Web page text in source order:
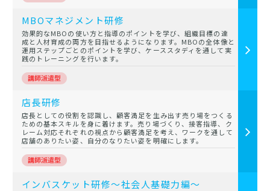
MBOマネジメント研修
効果的なMBOの使い方と指導のポイントを学び、組織目標の達
成と人材育成の両方を目指せるようになります。MBOの全体像と
運用ステップごとのポイントを学び、ケーススタディを通して実
践のトレーニングを行います。
店長研修
店長としての役割を認識し、顧客満足を生み出す売り場をつくる
ための基本スキルを身に着けます。売り場づくり、接客指導、ク
レーム対応それぞれの視点から顧客満足を考え、ワークを通して
店舗のありたい姿、自分のなりたい姿を明確にします。
インバスケット研修～社会人基礎力編～